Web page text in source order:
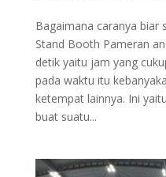
Bagaimana caranya biar
Stand Booth Pameran
detik yaitu jam yang
pada waktu itu
ketempat lainnya. Ini
buat suatu...